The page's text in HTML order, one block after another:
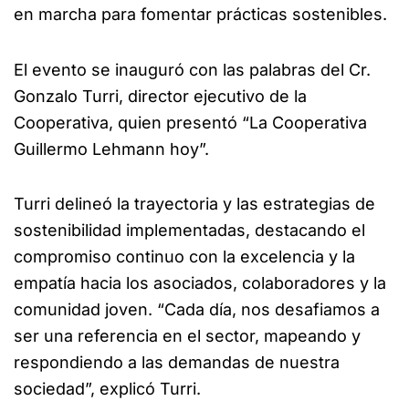
en marcha para fomentar prácticas sostenibles.
El evento se inauguró con las palabras del Cr.
Gonzalo Turri, director ejecutivo de la
Cooperativa, quien presentó “La Cooperativa
Guillermo Lehmann hoy”.
Turri delineó la trayectoria y las estrategias de
sostenibilidad implementadas, destacando el
compromiso continuo con la excelencia y la
empatía hacia los asociados, colaboradores y la
comunidad joven. “Cada día, nos desafiamos a
ser una referencia en el sector, mapeando y
respondiendo a las demandas de nuestra
sociedad”, explicó Turri.